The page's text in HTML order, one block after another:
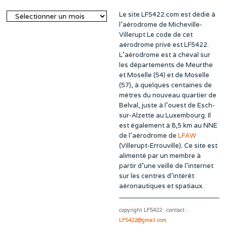
Archives
Le site LF5422.com est dédié à
l’aérodrome de Micheville-
Villerupt Le code de cet
aérodrome privé est LF5422.
L’aérodrome est à cheval sur
les départements de Meurthe
et Moselle (54) et de Moselle
(57), à quelques centaines de
mètres du nouveau quartier de
Belval, juste à l’ouest de Esch-
sur-Alzette au Luxembourg. Il
est également à 8,5 km au NNE
de l’aérodrome de LFAW
(Villerupt-Errouville). Ce site est
alimenté par un membre à
partir d’une veille de l’internet
sur les centres d’intérêt
aéronautiques et spatiaux.
copyright LF5422 · contact :
LF5422@gmail.com